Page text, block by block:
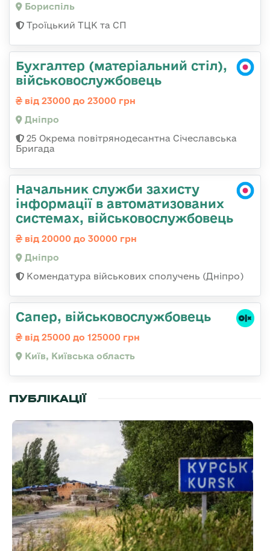
Бориспіль
Троїцький ТЦК та СП
Бухгалтер (матеріальний стіл),
військовослужбовець
від 23000 до 23000 грн
Дніпро
25 Окрема повітрянодесантна Січеславська
Бригада
Начальник служби захисту
інформації в автоматизованих
системах, військовослужбовець
від 20000 до 30000 грн
Дніпро
Комендатура військових сполучень (Дніпро)
Сапер, військовослужбовець
від 25000 до 125000 грн
Київ, Київська область
ПУБЛІКАЦІЇ